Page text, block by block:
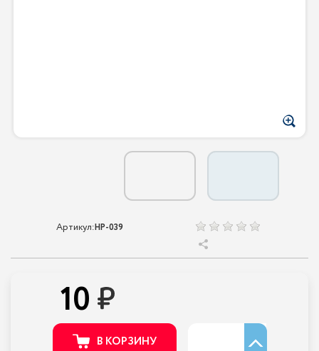
Артикул:НР-039
10
В КОРЗИНУ